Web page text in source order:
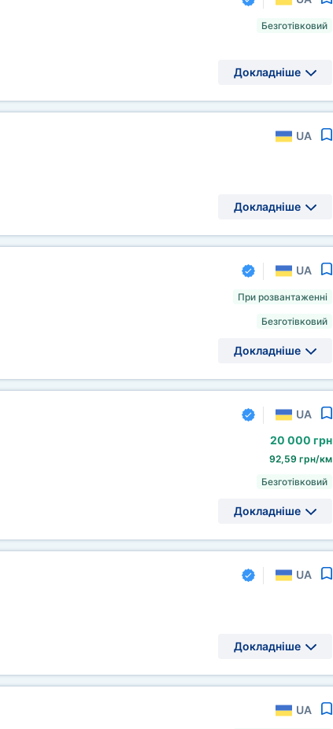
Безготівковий
Докладніше
UA
Докладніше
UA
При розвантаженні
Безготівковий
Докладніше
UA
20 000 грн
92,59 грн/км
Безготівковий
Докладніше
UA
Докладніше
UA